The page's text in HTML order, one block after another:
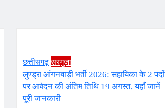
छत्तीसगढ़सरगुजा
लुण्ड्रा आंगनबाड़ी भर्ती 2026: सहायिका के 2 पदों
पर आवेदन की अंतिम तिथि 19 अगस्त, यहाँ जानें
पूरी जानकारी